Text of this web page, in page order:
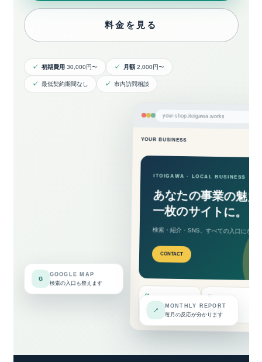
料金を見る
初期費用 30,000円〜 月額2,000円〜
最低契約期間なし 市内訪問相談
your-shop.itoigawa.works
YOUR BUSINESS
ITOIGAWA · LOCAL BUSINESS
あなたの事業の魅力
一枚のサイトに。
検索・紹介・SNS、すべての入口になる
CONTACT
01
仕事
02
強み
G
GOOGLE MAP
検索の入口も整えます
↗
MONTHLY REPORT
毎月の反応が分かります